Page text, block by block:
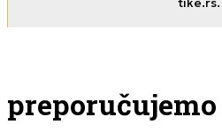
preporučujemo